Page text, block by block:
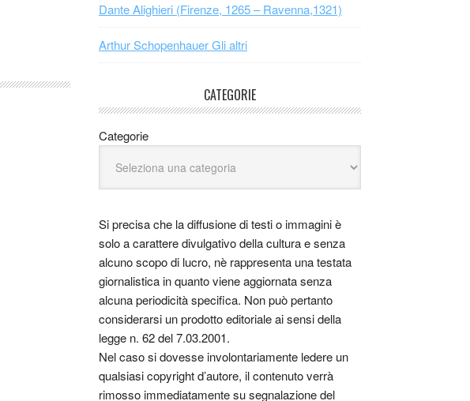
Dante Alighieri (Firenze, 1265 – Ravenna,1321)
Arthur Schopenhauer Gli altri
CATEGORIE
Categorie
Si precisa che la diffusione di testi o immagini è
solo a carattere divulgativo della cultura e senza
alcuno scopo di lucro, nè rappresenta una testata
giornalistica in quanto viene aggiornata senza
alcuna periodicità specifica. Non può pertanto
considerarsi un prodotto editoriale ai sensi della
legge n. 62 del 7.03.2001.
Nel caso si dovesse involontariamente ledere un
qualsiasi copyright d’autore, il contenuto verrà
rimosso immediatamente su segnalazione del